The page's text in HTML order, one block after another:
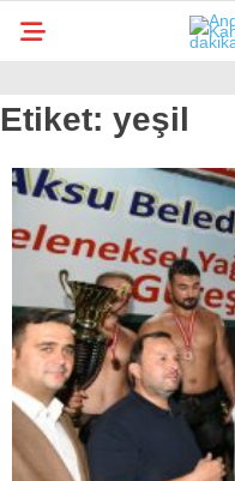
Etiket: yeşil